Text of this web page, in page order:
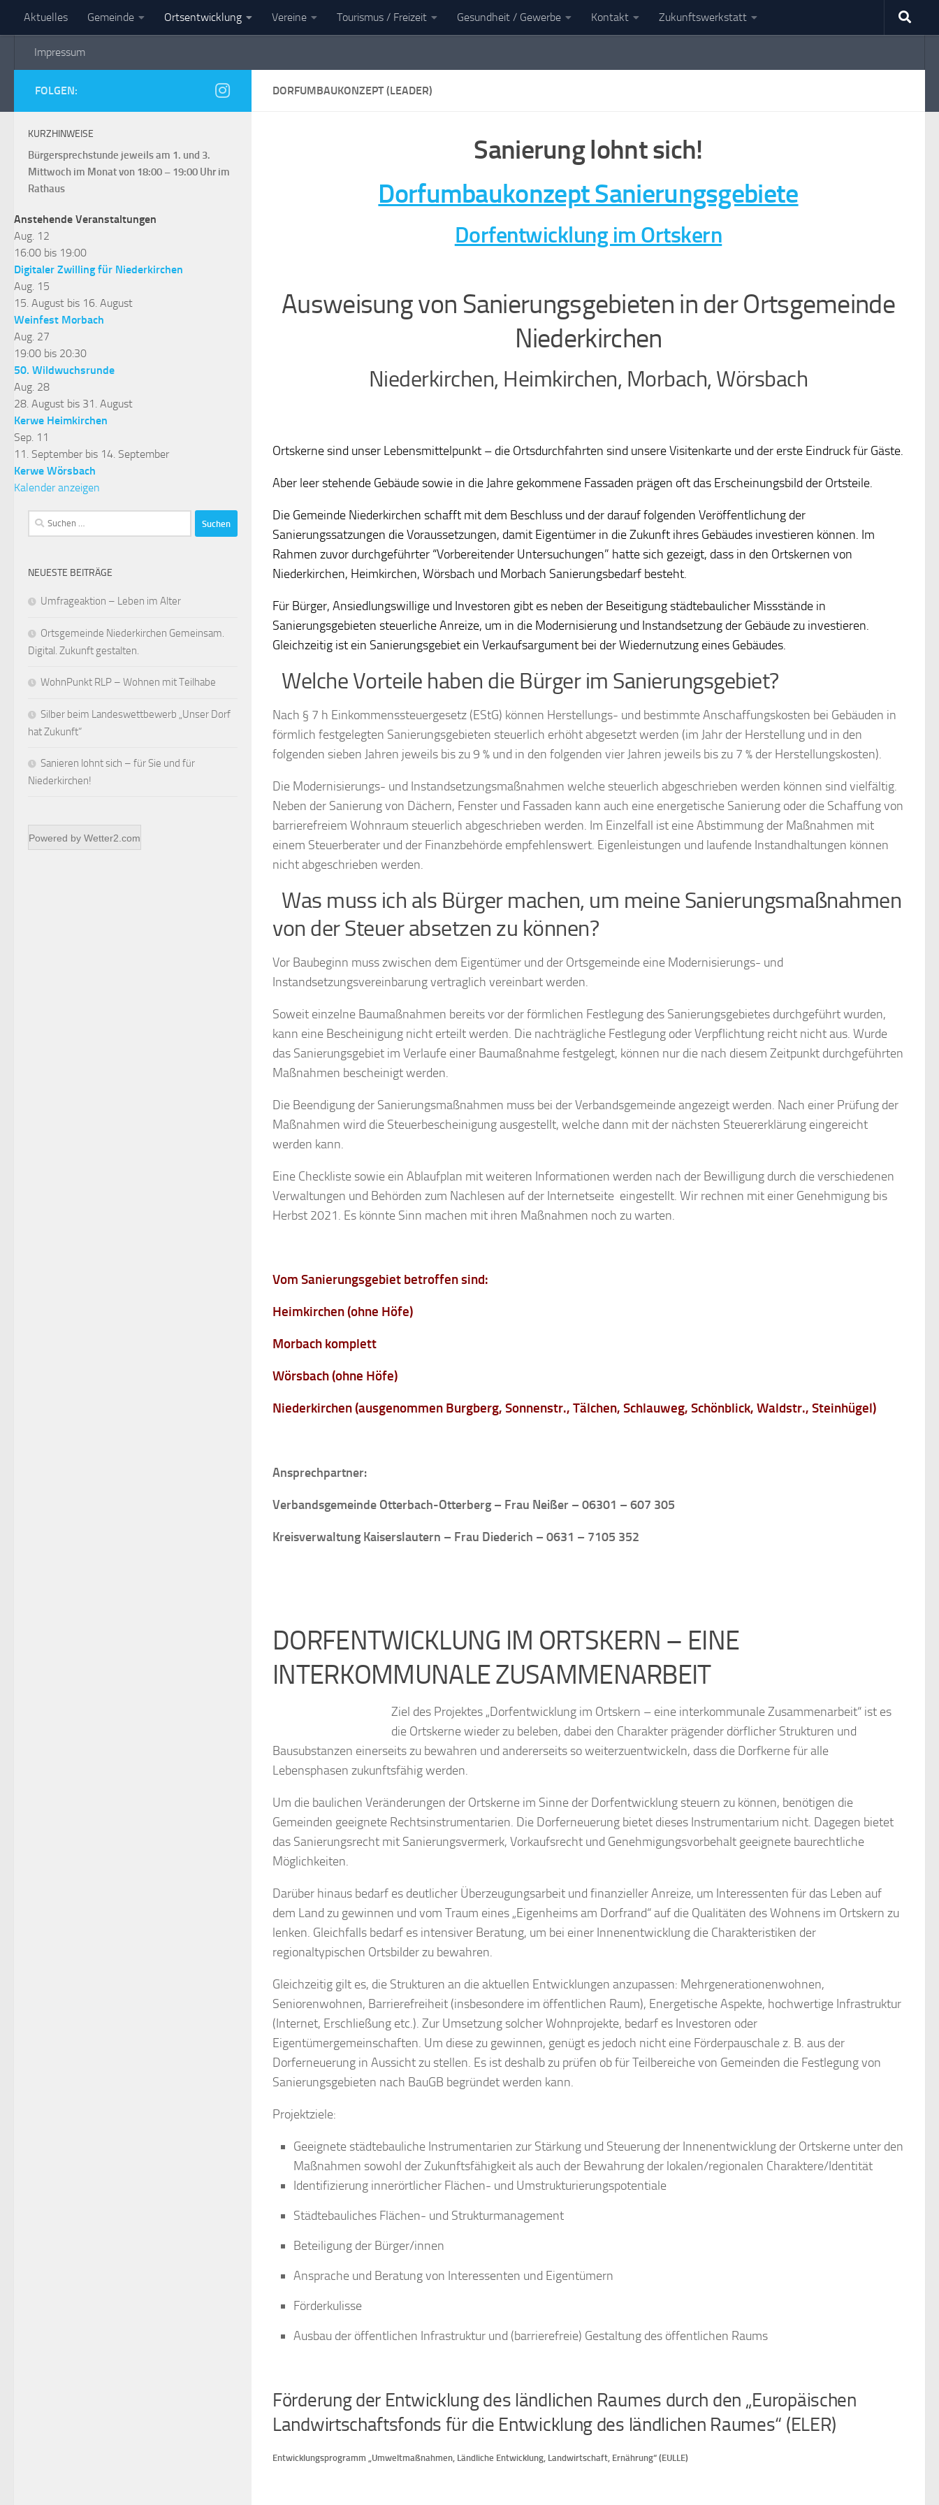
Zum Inhalt springen
Aktuelles Gemeinde Ortsentwicklung Vereine Tourismus / Freizeit Gesundheit / Gewerbe Kontakt Zukunftswerkstatt
Gemeinde Niederkirchen Landkreis Kaiserslautern
Impressum
DORFUMBAUKONZEPT (LEADER)
Sanierung lohnt sich!
Dorfumbaukonzept Sanierungsgebiete
Dorfentwicklung im Ortskern
Ausweisung von Sanierungsgebieten in der Ortsgemeinde
Niederkirchen
Niederkirchen, Heimkirchen, Morbach, Wörsbach
Ortskerne sind unser Lebensmittelpunkt – die Ortsdurchfahrten sind unsere Visitenkarte und der erste Eindruck für Gäste.
Aber leer stehende Gebäude sowie in die Jahre gekommene Fassaden prägen oft das Erscheinungsbild der Ortsteile.
Die Gemeinde Niederkirchen schafft mit dem Beschluss und der darauf folgenden Veröffentlichung der
Sanierungssatzungen die Voraussetzungen, damit Eigentümer in die Zukunft ihres Gebäudes investieren können. Im
Rahmen zuvor durchgeführter “Vorbereitender Untersuchungen” hatte sich gezeigt, dass in den Ortskernen von
Niederkirchen, Heimkirchen, Wörsbach und Morbach Sanierungsbedarf besteht.
Für Bürger, Ansiedlungswillige und Investoren gibt es neben der Beseitigung städtebaulicher Missstände in
Sanierungsgebieten steuerliche Anreize, um in die Modernisierung und Instandsetzung der Gebäude zu investieren.
Gleichzeitig ist ein Sanierungsgebiet ein Verkaufsargument bei der Wiedernutzung eines Gebäudes.
Welche Vorteile haben die Bürger im Sanierungsgebiet?
Nach § 7 h Einkommenssteuergesetz (EStG) können Herstellungs- und bestimmte Anschaffungskosten bei Gebäuden in
förmlich festgelegten Sanierungsgebieten steuerlich erhöht abgesetzt werden (im Jahr der Herstellung und in den
folgenden sieben Jahren jeweils bis zu 9 % und in den folgenden vier Jahren jeweils bis zu 7 % der Herstellungskosten).
Die Modernisierungs- und Instandsetzungsmaßnahmen welche steuerlich abgeschrieben werden können sind vielfältig.
Neben der Sanierung von Dächern, Fenster und Fassaden kann auch eine energetische Sanierung oder die Schaffung von
barrierefreiem Wohnraum steuerlich abgeschrieben werden. Im Einzelfall ist eine Abstimmung der Maßnahmen mit
einem Steuerberater und der Finanzbehörde empfehlenswert. Eigenleistungen und laufende Instandhaltungen können
nicht abgeschrieben werden.
Was muss ich als Bürger machen, um meine Sanierungsmaßnahmen
von der Steuer absetzen zu können?
Vor Baubeginn muss zwischen dem Eigentümer und der Ortsgemeinde eine Modernisierungs- und
Instandsetzungsvereinbarung vertraglich vereinbart werden.
Soweit einzelne Baumaßnahmen bereits vor der förmlichen Festlegung des Sanierungsgebietes durchgeführt wurden,
kann eine Bescheinigung nicht erteilt werden. Die nachträgliche Festlegung oder Verpflichtung reicht nicht aus. Wurde
das Sanierungsgebiet im Verlaufe einer Baumaßnahme festgelegt, können nur die nach diesem Zeitpunkt durchgeführten
Maßnahmen bescheinigt werden.
Die Beendigung der Sanierungsmaßnahmen muss bei der Verbandsgemeinde angezeigt werden. Nach einer Prüfung der
Maßnahmen wird die Steuerbescheinigung ausgestellt, welche dann mit der nächsten Steuererklärung eingereicht
werden kann.
Eine Checkliste sowie ein Ablaufplan mit weiteren Informationen werden nach der Bewilligung durch die verschiedenen
Verwaltungen und Behörden zum Nachlesen auf der Internetseite eingestellt. Wir rechnen mit einer Genehmigung bis
Herbst 2021. Es könnte Sinn machen mit ihren Maßnahmen noch zu warten.
Vom Sanierungsgebiet betroffen sind:
Heimkirchen (ohne Höfe)
Morbach komplett
Wörsbach (ohne Höfe)
Niederkirchen (ausgenommen Burgberg, Sonnenstr., Tälchen, Schlauweg, Schönblick, Waldstr., Steinhügel)
Ansprechpartner:
Verbandsgemeinde Otterbach-Otterberg – Frau Neißer – 06301 – 607 305
Kreisverwaltung Kaiserslautern – Frau Diederich – 0631 – 7105 352
DORFENTWICKLUNG IM ORTSKERN – EINE
INTERKOMMUNALE ZUSAMMENARBEIT
Ziel des Projektes „Dorfentwicklung im Ortskern – eine interkommunale Zusammenarbeit“ ist es
die Ortskerne wieder zu beleben, dabei den Charakter prägender dörflicher Strukturen und
Bausubstanzen einerseits zu bewahren und andererseits so weiterzuentwickeln, dass die Dorfkerne für alle
Lebensphasen zukunftsfähig werden.
Um die baulichen Veränderungen der Ortskerne im Sinne der Dorfentwicklung steuern zu können, benötigen die
Gemeinden geeignete Rechtsinstrumentarien. Die Dorferneuerung bietet dieses Instrumentarium nicht. Dagegen bietet
das Sanierungsrecht mit Sanierungsvermerk, Vorkaufsrecht und Genehmigungsvorbehalt geeignete baurechtliche
Möglichkeiten.
Darüber hinaus bedarf es deutlicher Überzeugungsarbeit und finanzieller Anreize, um Interessenten für das Leben auf
dem Land zu gewinnen und vom Traum eines „Eigenheims am Dorfrand“ auf die Qualitäten des Wohnens im Ortskern zu
lenken. Gleichfalls bedarf es intensiver Beratung, um bei einer Innenentwicklung die Charakteristiken der
regionaltypischen Ortsbilder zu bewahren.
Gleichzeitig gilt es, die Strukturen an die aktuellen Entwicklungen anzupassen: Mehrgenerationenwohnen,
Seniorenwohnen, Barrierefreiheit (insbesondere im öffentlichen Raum), Energetische Aspekte, hochwertige Infrastruktur
(Internet, Erschließung etc.). Zur Umsetzung solcher Wohnprojekte, bedarf es Investoren oder
Eigentümergemeinschaften. Um diese zu gewinnen, genügt es jedoch nicht eine Förderpauschale z. B. aus der
Dorferneuerung in Aussicht zu stellen. Es ist deshalb zu prüfen ob für Teilbereiche von Gemeinden die Festlegung von
Sanierungsgebieten nach BauGB begründet werden kann.
Projektziele:
Geeignete städtebauliche Instrumentarien zur Stärkung und Steuerung der Innenentwicklung der Ortskerne unter den
Maßnahmen sowohl der Zukunftsfähigkeit als auch der Bewahrung der lokalen/regionalen Charaktere/Identität
Identifizierung innerörtlicher Flächen- und Umstrukturierungspotentiale
Städtebauliches Flächen- und Strukturmanagement
Beteiligung der Bürger/innen
Ansprache und Beratung von Interessenten und Eigentümern
Förderkulisse
Ausbau der öffentlichen Infrastruktur und (barrierefreie) Gestaltung des öffentlichen Raums
Förderung der Entwicklung des ländlichen Raumes durch den „Europäischen
Landwirtschaftsfonds für die Entwicklung des ländlichen Raumes“ (ELER)
Entwicklungsprogramm „Umweltmaßnahmen, Ländliche Entwicklung, Landwirtschaft, Ernährung“ (EULLE)
FOLGEN:
KURZHINWEISE
Bürgersprechstunde jeweils am 1. und 3.
Mittwoch im Monat von 18:00 – 19:00 Uhr im
Rathaus
Anstehende Veranstaltungen
Aug. 12
16:00 bis 19:00
Digitaler Zwilling für Niederkirchen
Aug. 15
15. August bis 16. August
Weinfest Morbach
Aug. 27
19:00 bis 20:30
50. Wildwuchsrunde
Aug. 28
28. August bis 31. August
Kerwe Heimkirchen
Sep. 11
11. September bis 14. September
Kerwe Wörsbach
Kalender anzeigen
Suchen
nach:
NEUESTE BEITRÄGE
Umfrageaktion – Leben im Alter
Ortsgemeinde Niederkirchen Gemeinsam.
Digital. Zukunft gestalten.
WohnPunkt RLP – Wohnen mit Teilhabe
Silber beim Landeswettbewerb „Unser Dorf
hat Zukunft“
Sanieren lohnt sich – für Sie und für
Niederkirchen!
Powered by Wetter2.com